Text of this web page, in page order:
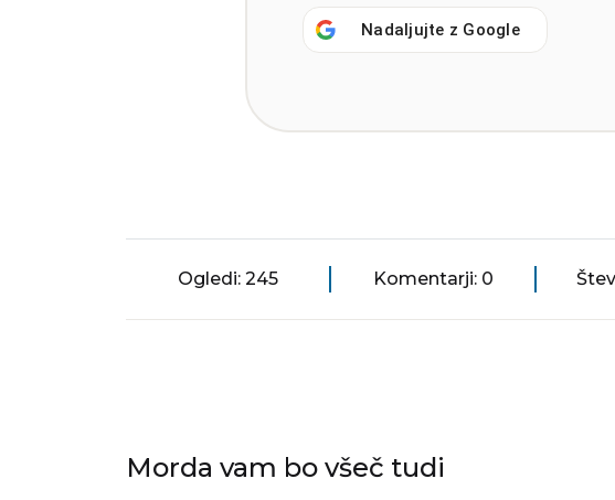
Nadaljujte z Google
Ogledi: 245 Komentarji: 0
Morda vam bo všeč tudi